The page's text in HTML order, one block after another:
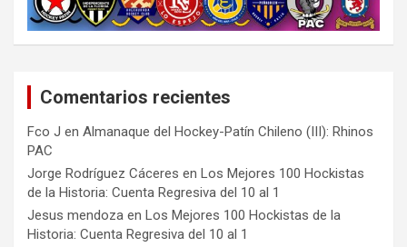
Comentarios recientes
Fco J en Almanaque del Hockey-Patín Chileno (III): Rhinos
PAC
Jorge Rodríguez Cáceres en Los Mejores 100 Hockistas
de la Historia: Cuenta Regresiva del 10 al 1
Jesus mendoza en Los Mejores 100 Hockistas de la
Historia: Cuenta Regresiva del 10 al 1